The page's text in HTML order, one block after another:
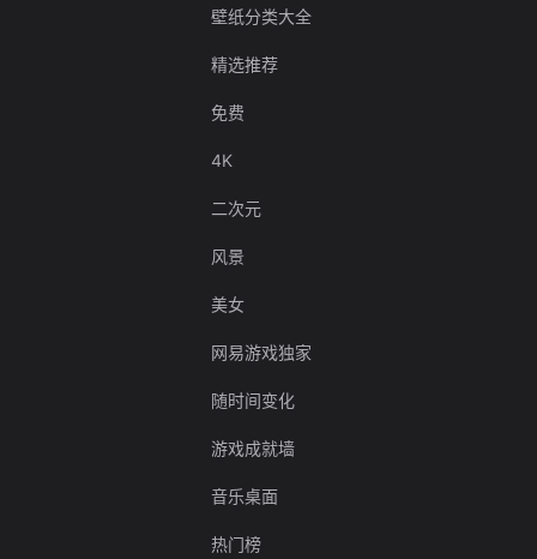
壁纸分类大全
精选推荐
免费
4K
二次元
风景
美女
网易游戏独家
随时间变化
游戏成就墙
音乐桌面
热门榜